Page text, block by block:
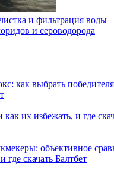
и фильтрация воды
и сероводорода
как выбрать победителя
их избежать, и где
объективное
скачать Балтбет